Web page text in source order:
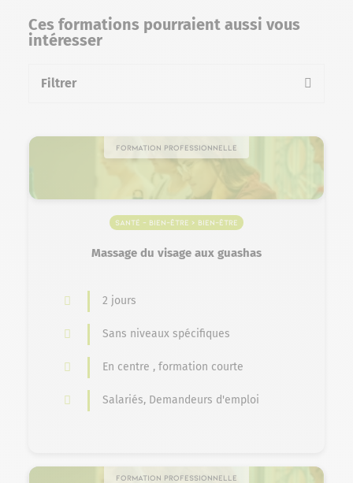
Ces formations pourraient aussi vous
intéresser
Filtrer
Formation professionnelle
Santé – Bien-être > Bien-Être
Massage du visage aux guashas
2 jours
Sans niveaux spécifiques
En centre , formation courte
Salariés, Demandeurs d'emploi
Formation professionnelle